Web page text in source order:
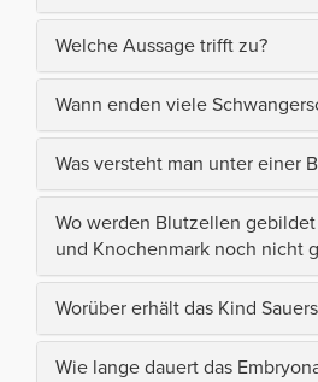
Welche Aussage trifft zu?
Wann enden viele
Was versteht man unter einer
Wo werden Blutzellen
und Knochenmark noch nicht
Worüber erhält das Kind
Wie lange dauert das